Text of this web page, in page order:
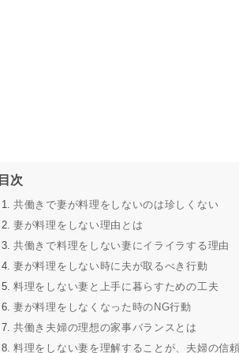
目次
共働きで妻が料理をしないのは珍しくない
妻が料理をしない理由とは
共働きで料理をしない妻にイライラする理由
妻が料理をしない時に夫が取るべき行動
料理をしない妻と上手に暮らすための工夫
妻が料理をしなくなった時のNG行動
共働き夫婦の理想の家事バランスとは
料理をしない妻を理解することが、夫婦の信